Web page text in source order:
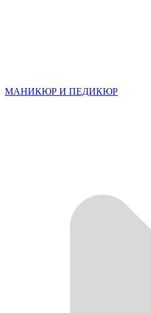
МАНИКЮР И ПЕДИКЮР